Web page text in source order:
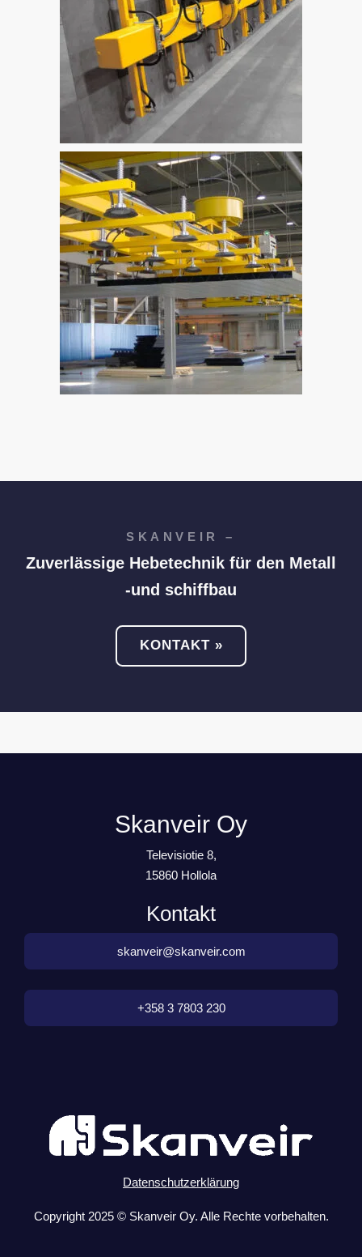
SKANVEIR –
Zuverlässige Hebetechnik für den Metall
-und schiffbau
KONTAKT »
Skanveir Oy
Televisiotie 8,
15860 Hollola
Kontakt
skanveir@skanveir.com
+358 3 7803 230
Datenschutzerklärung
Copyright 2025 © Skanveir Oy. Alle Rechte vorbehalten.